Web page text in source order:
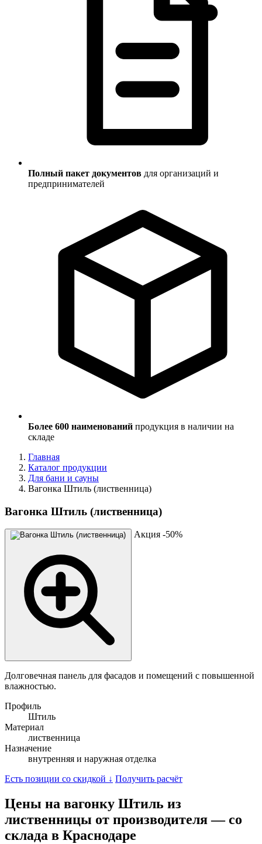
Полный пакет документов для организаций и
предпринимателей
Более 600 наименований продукция в наличии на
складе
Главная
Каталог продукции
Для бани и сауны
Вагонка Штиль (лиственница)
Вагонка Штиль (лиственница)
Акция -50%
Долговечная панель для фасадов и помещений с повышенной
влажностью.
Профиль
Штиль
Материал
лиственница
Назначение
внутренняя и наружная отделка
Есть позиции со скидкой ↓ Получить расчёт
Цены на вагонку Штиль из
лиственницы от производителя — со
склада в Краснодаре